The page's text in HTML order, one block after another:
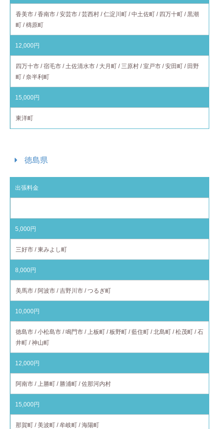
香美市 / 香南市 / 安芸市 / 芸西村 / 仁淀川町 / 中土佐町 / 四万十町 / 黒潮
町 / 檮原町
12,000円
四万十市 / 宿毛市 / 土佐清水市 / 大月町 / 三原村 / 室戸市 / 安田町 / 田野
町 / 奈半利町
15,000円
東洋町
徳島県
出張料金
5,000円
三好市 / 東みよし町
8,000円
美馬市 / 阿波市 / 吉野川市 / つるぎ町
10,000円
徳島市 / 小松島市 / 鳴門市 / 上板町 / 板野町 / 藍住町 / 北島町 / 松茂町 / 石
井町 / 神山町
12,000円
阿南市 / 上勝町 / 勝浦町 / 佐那河内村
15,000円
那賀町 / 美波町 / 牟岐町 / 海陽町